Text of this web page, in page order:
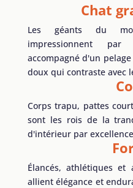
Chat
Les géants du
impressionnent
accompagné d'un
doux qui contraste avec
Corps trapu, pattes
sont les rois de la
d'intérieur par
Élancés, athlétiques et
allient élégance et